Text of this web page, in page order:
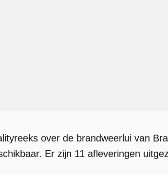
over de brandweerlui van
Er zijn 11 afleveringen